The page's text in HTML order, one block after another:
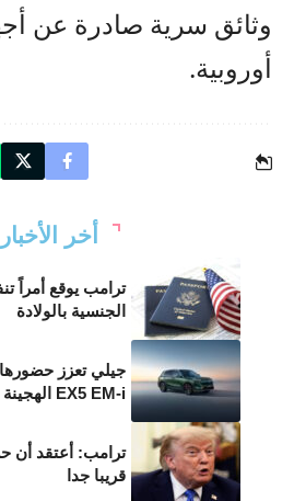
وثائق سرية صادرة عن
أوروبية.
أخر الأخبار
ترامب يوقع أمراً
الجنسية بالولادة
جيلي تعزز
EX5 EM-i الهجينة
ترامب: أعتقد أن
قريبا جدا